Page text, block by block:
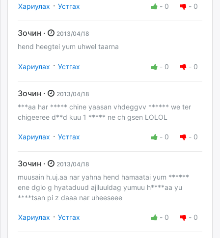
Хариулах · Устгах - 0 - 0
Зочин · 2013/04/18
hend heegtei yum uhwel taarna
Хариулах · Устгах - 0 - 0
Зочин · 2013/04/18
***aa har ***** chine yaasan vhdeggvv ****** we ter
chigeeree d**d kuu 1 ***** ne ch gsen LOLOL
Хариулах · Устгах - 0 - 0
Зочин · 2013/04/18
muusain h.uj.aa nar yahna hend hamaatai yum ******
ene dgio g hyataduud ajiluuldag yumuu h****aa yu
****tsan pi z daaa nar uheeseee
Хариулах · Устгах - 0 - 0